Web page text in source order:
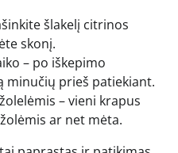
šlakelį citrinos
skonį.
– po iškepimo
minučių prieš patiekiant.
– vieni krapus
ar net mėta.